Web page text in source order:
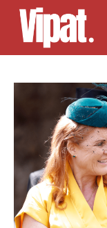
Skip
content